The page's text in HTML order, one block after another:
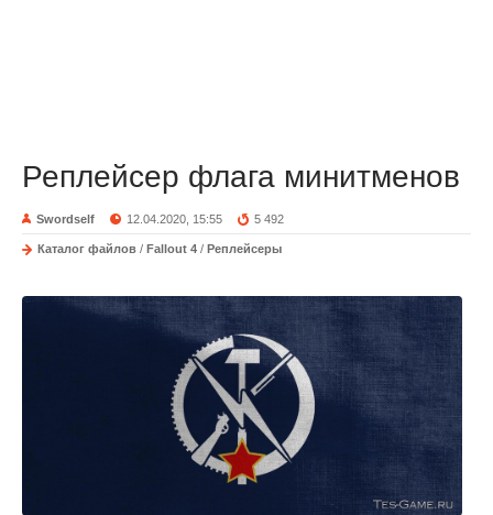
Реплейсер флага минитменов
Swordself 12.04.2020, 15:55 5 492
Каталог файлов / Fallout 4 / Реплейсеры